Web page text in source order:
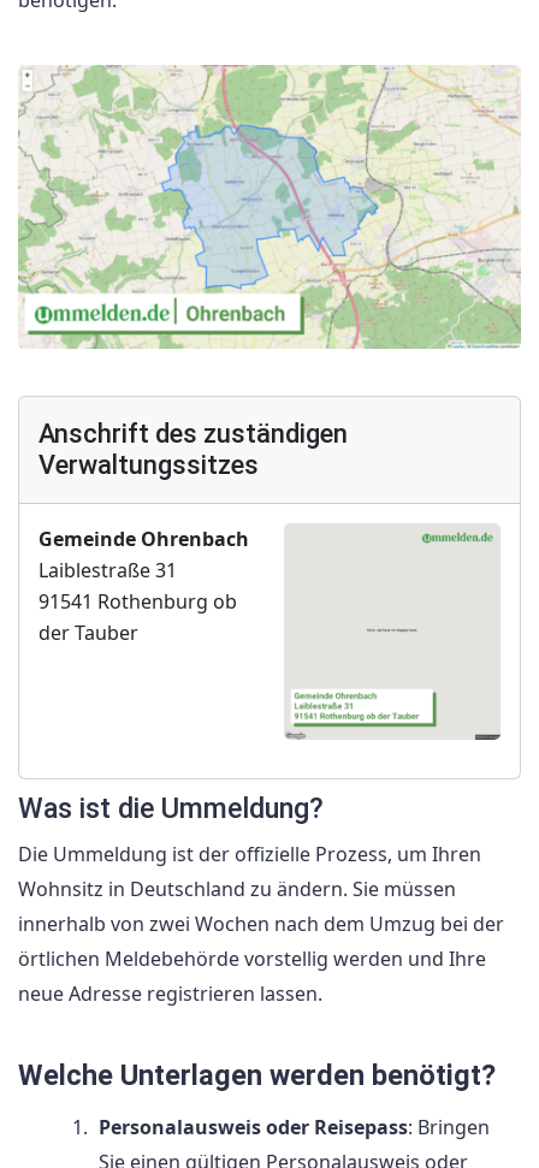
Anschrift des zuständigen
Verwaltungssitzes
Gemeinde Ohrenbach
Laiblestraße 31
91541 Rothenburg ob
der Tauber
Was ist die Ummeldung?
Die Ummeldung ist der offizielle Prozess, um Ihren
Wohnsitz in Deutschland zu ändern. Sie müssen
innerhalb von zwei Wochen nach dem Umzug bei der
örtlichen Meldebehörde vorstellig werden und Ihre
neue Adresse registrieren lassen.
Welche Unterlagen werden benötigt?
Personalausweis oder Reisepass: Bringen
Sie einen gültigen Personalausweis oder